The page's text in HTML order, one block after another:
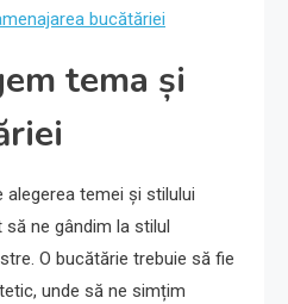
bucătăriei
tema și
alegerea temei și stilului
ne gândim la stilul
O bucătărie trebuie să fie
unde să ne simțim